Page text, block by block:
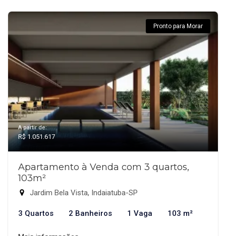
Pronto para Morar
A partir de:
R$ 1.051.617
Apartamento à Venda com 3 quartos,
103m²
Jardim Bela Vista, Indaiatuba-SP
3 Quartos 2 Banheiros 1 Vaga 103 m²